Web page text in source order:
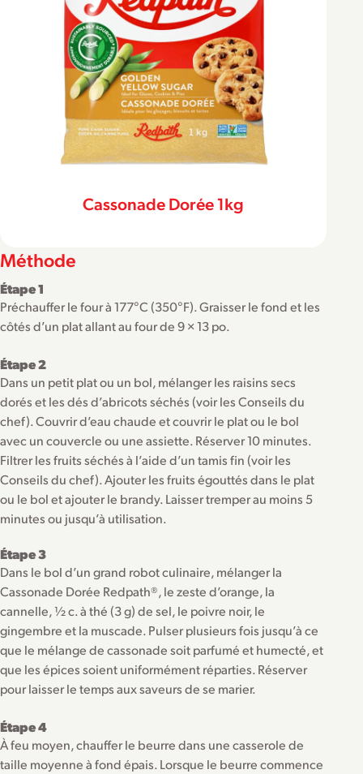
Cassonade Dorée 1kg
Méthode
Étape 1
Préchauffer le four à 177°C (350°F). Graisser le fond et les
côtés d’un plat allant au four de 9 × 13 po.
Étape 2
Dans un petit plat ou un bol, mélanger les raisins secs
dorés et les dés d’abricots séchés (voir les Conseils du
chef). Couvrir d’eau chaude et couvrir le plat ou le bol
avec un couvercle ou une assiette. Réserver 10 minutes.
Filtrer les fruits séchés à l’aide d’un tamis fin (voir les
Conseils du chef). Ajouter les fruits égouttés dans le plat
ou le bol et ajouter le brandy. Laisser tremper au moins 5
minutes ou jusqu’à utilisation.
Étape 3
Dans le bol d’un grand robot culinaire, mélanger la
Cassonade Dorée Redpath®, le zeste d’orange, la
cannelle, ½ c. à thé (3 g) de sel, le poivre noir, le
gingembre et la muscade. Pulser plusieurs fois jusqu’à ce
que le mélange de cassonade soit parfumé et humecté, et
que les épices soient uniformément réparties. Réserver
pour laisser le temps aux saveurs de se marier.
Étape 4
À feu moyen, chauffer le beurre dans une casserole de
taille moyenne à fond épais. Lorsque le beurre commence